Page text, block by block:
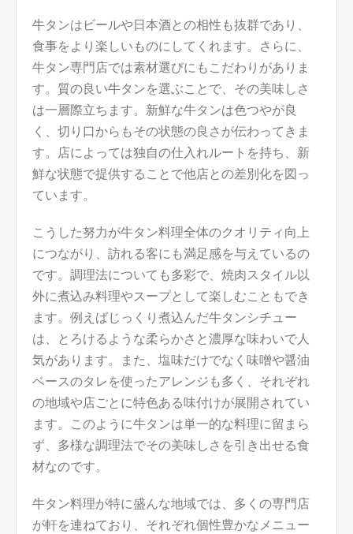
牛タンはビールや日本酒との相性も抜群であり、
食事をより楽しいものにしてくれます。さらに、
牛タン専門店では素材選びにもこだわりがありま
す。質の良い牛タンを選ぶことで、その美味しさ
は一層際立ちます。新鮮な牛タンは色つやが良
く、切り口からもその状態の良さが伝わってきま
す。店によっては独自の仕入れルートを持ち、新
鮮な状態で提供することで他店との差別化を図っ
ています。
こうした努力が牛タン料理全体のクオリティ向上
につながり、訪れる客にも満足感を与えているの
です。調理法についても多彩で、焼肉スタイル以
外に煮込み料理やスープとして楽しむこともでき
ます。例えばじっくり煮込んだ牛タンシチュー
は、とろけるような柔らかさと濃厚な味わいで人
気があります。また、塩味だけでなく味噌や醤油
ベースのタレを使ったアレンジも多く、それぞれ
の地域や店ごとに特色ある味付けが展開されてい
ます。このように牛タンは単一的な料理に留まら
ず、多様な調理法でその美味しさを引き出せる食
材なのです。
牛タン料理が特に盛んな地域では、多くの専門店
が軒を連ねており、それぞれ個性豊かなメニュー